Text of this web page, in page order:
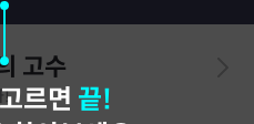
고르면 끝!
고수
!